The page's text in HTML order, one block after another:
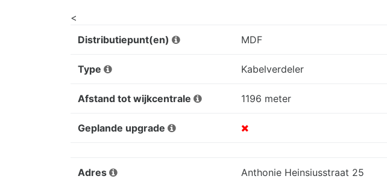
<
Distributiepunt(en)
MDF
Type Kabelverdeler
Afstand tot wijkcentrale 1196 meter
Geplande upgrade
Adres Anthonie Heinsiusstraat 25